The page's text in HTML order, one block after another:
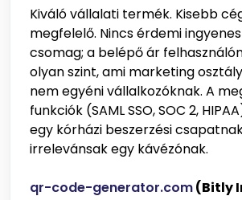
Kiváló vállalati termék. Kisebb
megfelelő. Nincs érdemi
csomag; a belépő ár
olyan szint, ami marketing
nem egyéni vállalkozóknak. A
funkciók (SAML SSO, SOC 2,
egy kórházi beszerzési
irrelevánsak egy kávézónak.
qr-code-generator.com(Bitly